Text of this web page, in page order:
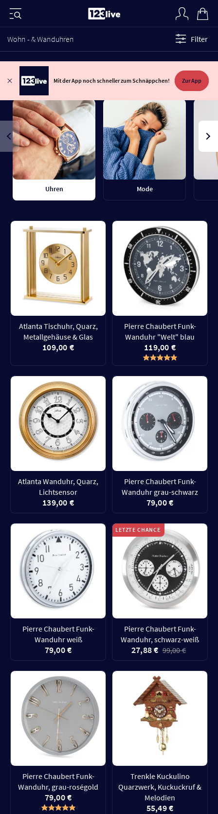
Wohn - & Wanduhren Filter
Mit der App noch schneller zum Schnäppchen! Zur App
Uhren Mode
Atlanta Tischuhr, Quarz,
Metallgehäuse & Glas
109,00 €
Pierre Chaubert Funk-
Wanduhr "Welt" blau
119,00 €
Atlanta Wanduhr, Quarz,
Lichtsensor
139,00 €
Pierre Chaubert Funk-
Wanduhr grau-schwarz
79,00 €
Pierre Chaubert Funk-
Wanduhr weiß
79,00 €
LETZTE CHANCE
Pierre Chaubert Funk-
Wanduhr, schwarz-weiß
27,88 € 99,00 €
Pierre Chaubert Funk-
Wanduhr, grau-roségold
79,00 €
Trenkle Kuckulino
Quarzwerk, Kuckuckruf &
Melodien
55,49 €